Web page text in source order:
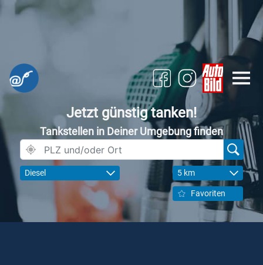
Jetzt günstig tanken!
Tankstellen in Deiner Umgebung finden
Diesel 5 km
Favoriten